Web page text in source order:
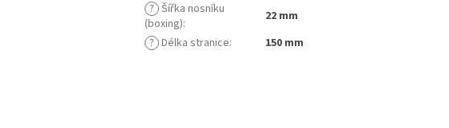
? Šířka nosníku
(boxing):
22 mm
? Délka stranice: 150 mm